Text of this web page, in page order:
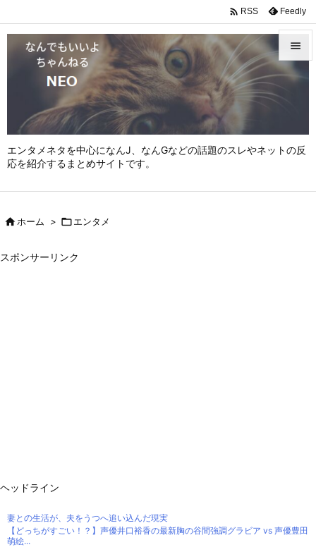
エンタメネタを中心になんJ、なんGなどの話題のスレやネットの反
応を紹介するまとめサイトです。



 RSS Feedly
ホーム > エンタメ
スポンサーリンク
ヘッドライン
妻との生活が、夫をうつへ追い込んだ現実
【どっちがすごい！？】声優井口裕香の最新胸の谷間強調グラビア vs 声優豊田
萌絵...